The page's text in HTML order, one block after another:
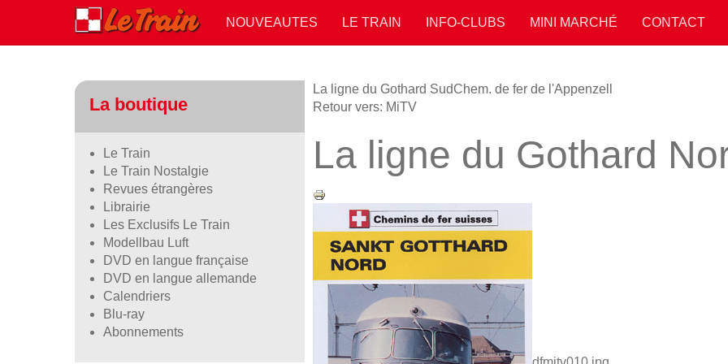
NOUVEAUTES LE TRAIN INFO-CLUBS MINI MARCHÉ CONTACT
La ligne du Gothard SudChem. de fer de l'Appenzell
Retour vers: MiTV
La ligne du Gothard
La boutique
Le Train
Le Train Nostalgie
Revues étrangères
Librairie
Les Exclusifs Le Train
Modellbau Luft
DVD en langue française
DVD en langue allemande
Calendriers
Blu-ray
Abonnements